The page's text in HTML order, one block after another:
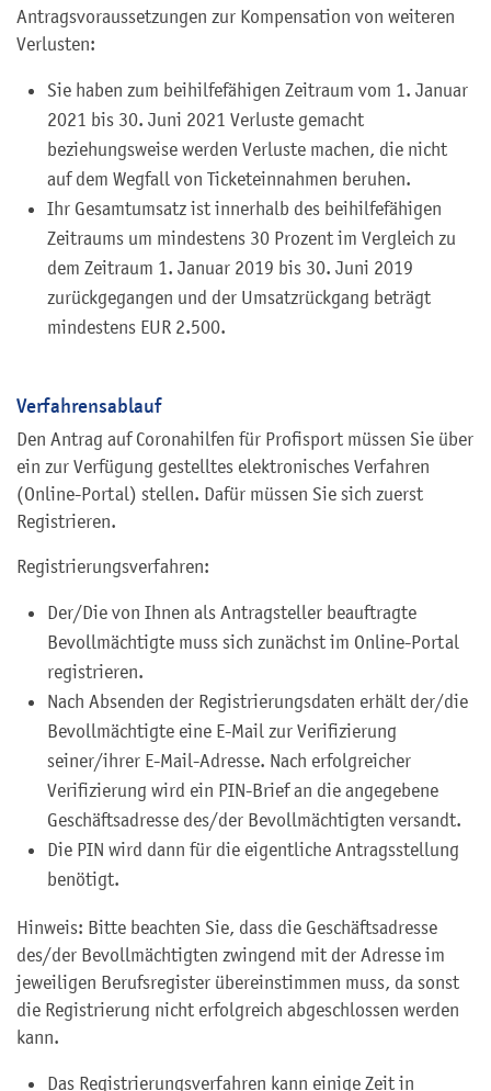
Antragsvoraussetzungen zur Kompensation von weiteren
Verlusten:
Sie haben zum beihilfefähigen Zeitraum vom 1. Januar
2021 bis 30. Juni 2021 Verluste gemacht
beziehungsweise werden Verluste machen, die nicht
auf dem Wegfall von Ticketeinnahmen beruhen.
Ihr Gesamtumsatz ist innerhalb des beihilfefähigen
Zeitraums um mindestens 30 Prozent im Vergleich zu
dem Zeitraum 1. Januar 2019 bis 30. Juni 2019
zurückgegangen und der Umsatzrückgang beträgt
mindestens EUR 2.500.
Verfahrensablauf
Den Antrag auf Coronahilfen für Profisport müssen Sie über
ein zur Verfügung gestelltes elektronisches Verfahren
(Online-Portal) stellen. Dafür müssen Sie sich zuerst
Registrieren.
Registrierungsverfahren:
Der/Die von Ihnen als Antragsteller beauftragte
Bevollmächtigte muss sich zunächst im Online-Portal
registrieren.
Nach Absenden der Registrierungsdaten erhält der/die
Bevollmächtigte eine E-Mail zur Verifizierung
seiner/ihrer E-Mail-Adresse. Nach erfolgreicher
Verifizierung wird ein PIN-Brief an die angegebene
Geschäftsadresse des/der Bevollmächtigten versandt.
Die PIN wird dann für die eigentliche Antragsstellung
benötigt.
Hinweis: Bitte beachten Sie, dass die Geschäftsadresse
des/der Bevollmächtigten zwingend mit der Adresse im
jeweiligen Berufsregister übereinstimmen muss, da sonst
die Registrierung nicht erfolgreich abgeschlossen werden
kann.
Das Registrierungsverfahren kann einige Zeit in